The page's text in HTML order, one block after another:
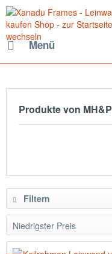
Menü
Produkte von MH&P
Filtern